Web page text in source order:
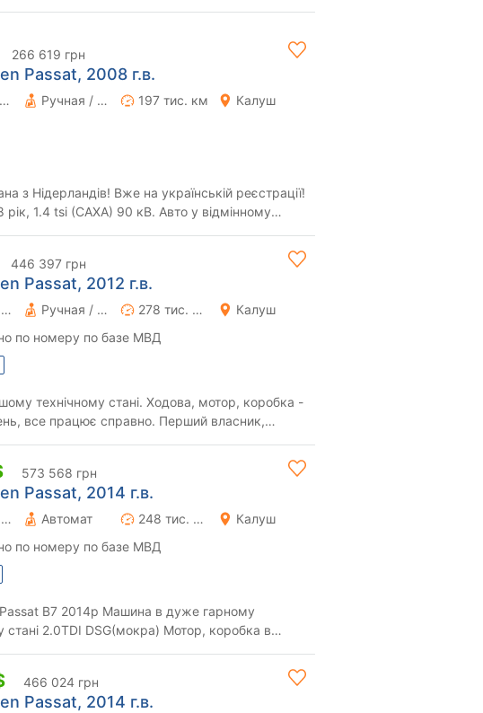
266 619 грн
Passat, 2008 г.в.
Бензин 1.4 л. Ручная / Механика 197 тис. км Калуш
з Нідерландів! Вже на українській реєстрації!
рік, 1.4 tsi (CAXA) 90 кВ. Авто у відмінному
446 397 грн
Passat, 2012 г.в.
Дизель 1.6 л. Ручная / Механика 278 тис. км
Калуш
по номеру по базе МВД
технічному стані. Ходова, мотор, коробка -
все працює справно. Перший власник,
573 568 грн
Passat, 2014 г.в.
Дизель 1.97 л. Автомат 248 тис. км
Калуш
по номеру по базе МВД
B7 2014р Машина в дуже гарному
стані 2.0TDI DSG(мокра) Мотор, коробка в
466 024 грн
Passat, 2014 г.в.